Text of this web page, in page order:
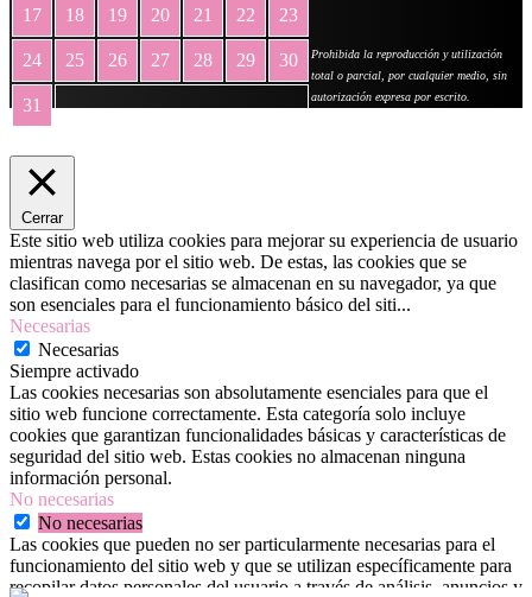
17 18 19 20 21 22 23
24 25 26 27 28 29 30
31
Prohibida la reproducción y utilización
total o parcial, por cualquier medio, sin
autorización expresa por escrito.
Cerrar
Este sitio web utiliza cookies para mejorar su experiencia de usuario
mientras navega por el sitio web. De estas, las cookies que se
clasifican como necesarias se almacenan en su navegador, ya que
son esenciales para el funcionamiento básico del siti...
Necesarias
Necesarias
Siempre activado
Las cookies necesarias son absolutamente esenciales para que el
sitio web funcione correctamente. Esta categoría solo incluye
cookies que garantizan funcionalidades básicas y características de
seguridad del sitio web. Estas cookies no almacenan ninguna
información personal.
No necesarias
No necesarias
Las cookies que pueden no ser particularmente necesarias para el
funcionamiento del sitio web y que se utilizan específicamente para
recopilar datos personales del usuario a través de análisis, anuncios y